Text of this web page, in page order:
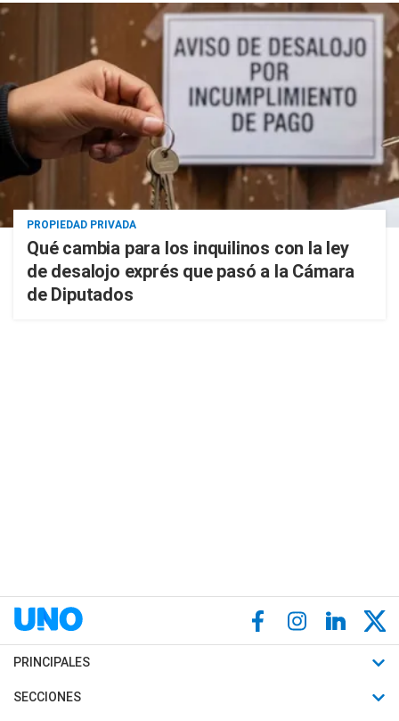
PROPIEDAD PRIVADA
Qué cambia para los inquilinos con la ley
de desalojo exprés que pasó a la Cámara
de Diputados
PRINCIPALES
Últimas Noticias
SECCIONES